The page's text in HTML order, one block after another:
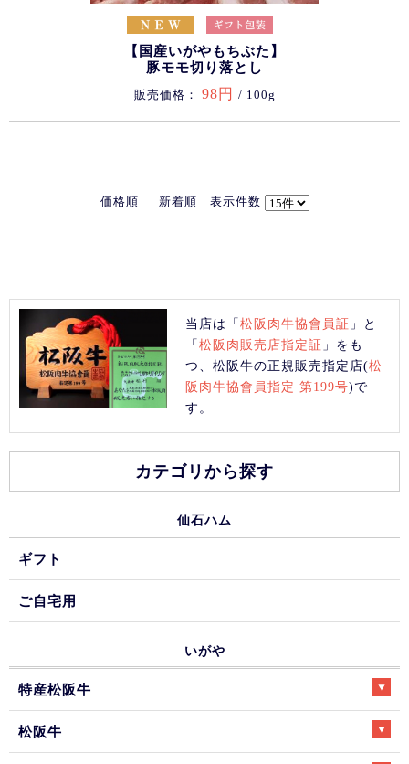
【国産いがやもちぶた】
豚モモ切り落とし
販売価格： 98円 / 100g
価格順 新着順 表示件数
当店は「松阪肉牛協會員証 」と
「松阪肉販売店指定証 」をも
つ、松阪牛の正規販売指定店(松
阪肉牛協會員指定 第199号)で
す。
カテゴリから探す
仙石ハム
ギフト
ご自宅用
いがや
特産松阪牛
松阪牛